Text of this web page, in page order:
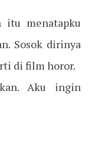
itu menatapku
Sosok dirinya
di film horor.
Aku ingin